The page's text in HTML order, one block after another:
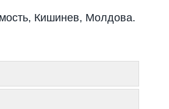
Кишинев, Молдова.